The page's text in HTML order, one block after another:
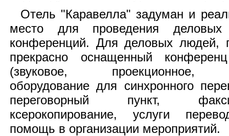
Отель "Каравелла" задуман и
место для проведения деловых
конференций. Для деловых людей,
прекрасно оснащенный
(звуковое, проекционное,
оборудование для синхронного
переговорный пункт,
ксерокопирование, услуги
помощь в организации мероприятий.